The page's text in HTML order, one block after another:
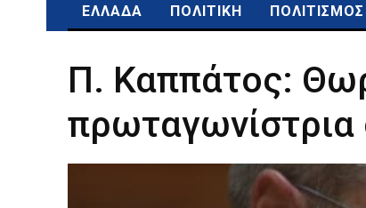
ΕΛΛΑΔΑ ΠΟΛΙΤΙΚΗ ΠΟΛΙΤΙΣΜΟΣ
Π. Καππάτος:
πρωταγωνίστρια